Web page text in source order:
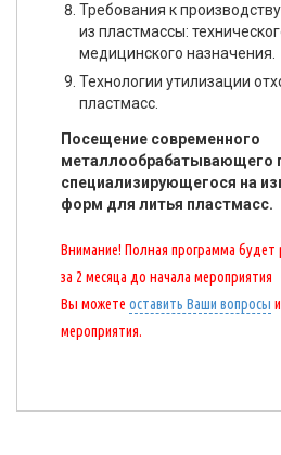
Требования к
из пластмассы:
медицинского назначения.
Технологии утилизации
пластмасс.
Посещение современного
металлообрабатывающего
специализирующегося на
форм для литья пластмасс.
Внимание! Полная программа будет
за 2 месяца до начала мероприятия
Вы можете оставить Ваши вопросы
мероприятия.